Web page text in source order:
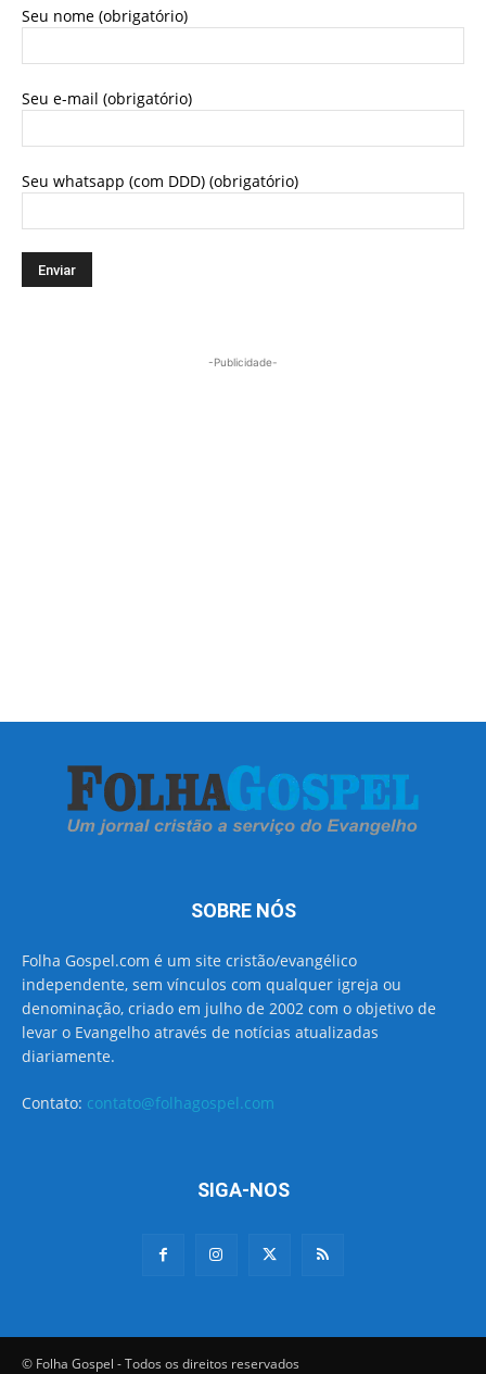
Seu nome (obrigatório)
Seu e-mail (obrigatório)
Seu whatsapp (com DDD) (obrigatório)
-Publicidade-
SOBRE NÓS
Folha Gospel.com é um site cristão/evangélico
independente, sem vínculos com qualquer igreja ou
denominação, criado em julho de 2002 com o objetivo de
levar o Evangelho através de notícias atualizadas
diariamente.
Contato: contato@folhagospel.com
SIGA-NOS
© Folha Gospel - Todos os direitos reservados